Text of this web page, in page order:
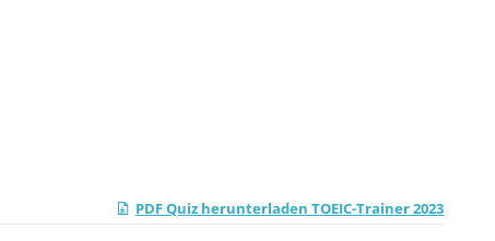
PDF Quiz herunterladen TOEIC-Trainer 2023